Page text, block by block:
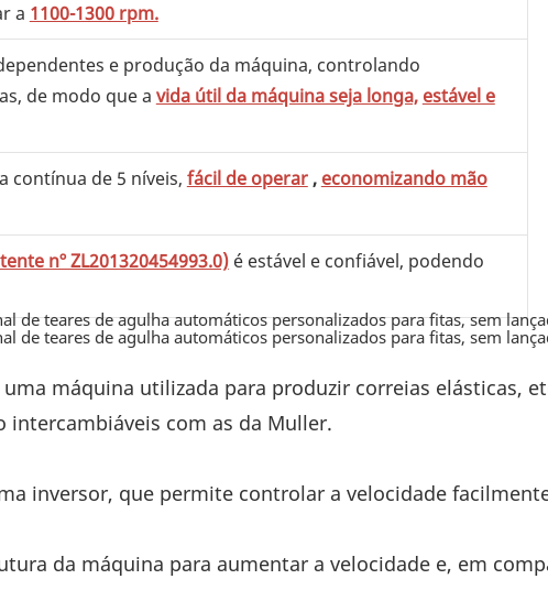
a 1100-1300 rpm.
e produção da máquina, controlando
de modo que a vida útil da máquina seja longa, estável e
contínua de 5 níveis, fácil de operar, economizando mão
nº ZL201320454993.0)é estável e confiável, podendo
máquina utilizada para produzir correias elásticas,
intercambiáveis ​​com as da Muller.
inversor, que permite controlar a velocidade
da máquina para aumentar a velocidade e, em